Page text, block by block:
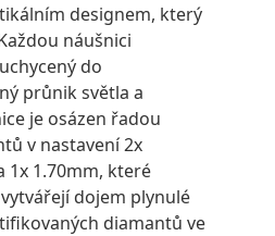
designem, který
náušnici
do
průnik světla a
je osázen řadou
v nastavení 2x
1x 1.70mm, které
dojem plynulé
diamantů ve